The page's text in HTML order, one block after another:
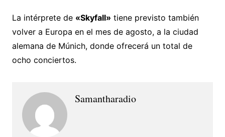
La intérprete de «Skyfall» tiene previsto también
volver a Europa en el mes de agosto, a la ciudad
alemana de Múnich, donde ofrecerá un total de
ocho conciertos.
Samantharadio